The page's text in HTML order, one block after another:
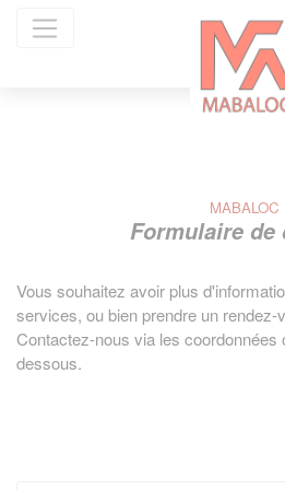
MABALOC
Formulaire de
Vous souhaitez avoir plus
services, ou bien prendre un rendez-
Contactez-nous via les coordonnées
dessous.